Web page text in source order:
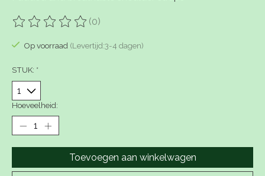
De beoordeling van dit product is
(0)
Op voorraad (Levertijd:3-4 dagen)
STUK: *
Hoeveelheid:
Toevoegen aan winkelwagen